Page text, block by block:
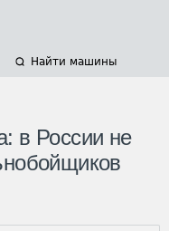
Найти машины
в России не